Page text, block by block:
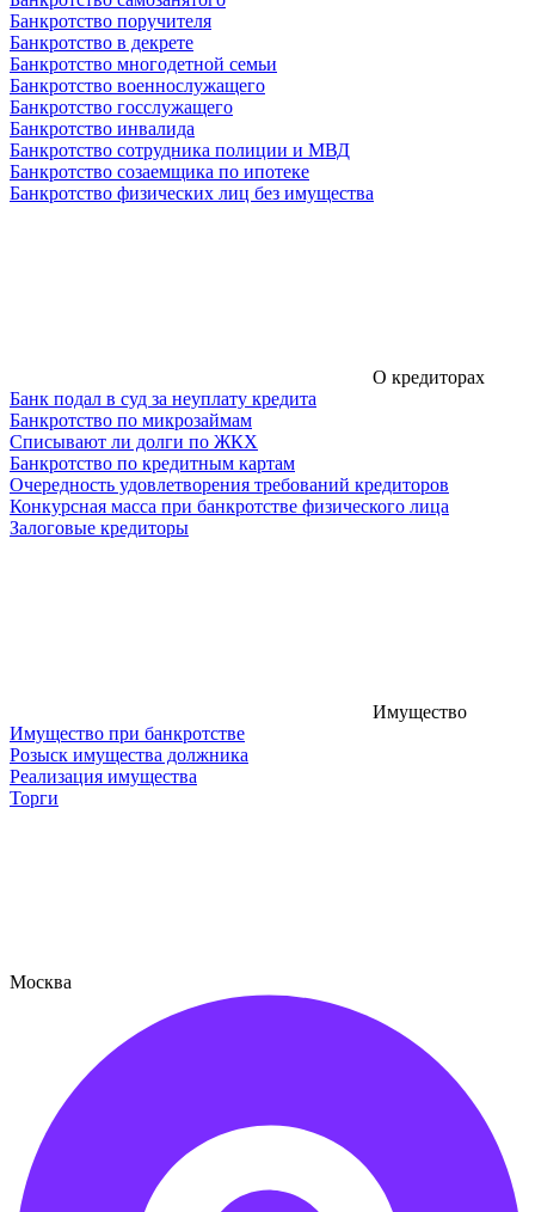
Банкротство поручителя
Банкротство в декрете
Банкротство многодетной семьи
Банкротство военнослужащего
Банкротство госслужащего
Банкротство инвалида
Банкротство сотрудника полиции и МВД
Банкротство созаемщика по ипотеке
Банкротство физических лиц без имущества
О кредиторах
Банк подал в суд за неуплату кредита
Банкротство по микрозаймам
Списывают ли долги по ЖКХ
Банкротство по кредитным картам
Очередность удовлетворения требований кредиторов
Конкурсная масса при банкротстве физического лица
Залоговые кредиторы
Имущество
Имущество при банкротстве
Розыск имущества должника
Реализация имущества
Торги
Москва